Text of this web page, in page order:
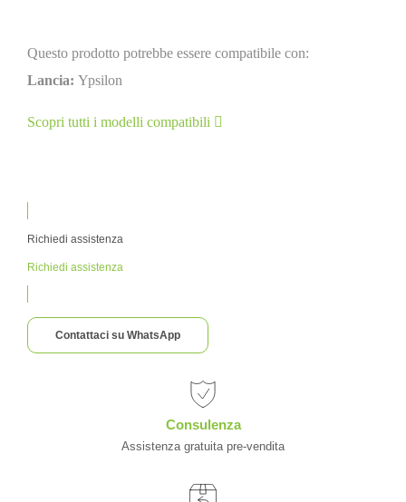
Questo prodotto potrebbe essere compatibile con:
Lancia: Ypsilon
Scopri tutti i modelli compatibili
Richiedi assistenza
Richiedi assistenza
Contattaci su WhatsApp
Consulenza
Assistenza gratuita pre-vendita